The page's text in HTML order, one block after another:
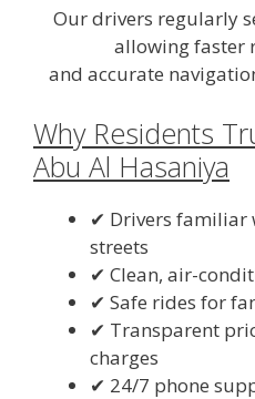
Our drivers regularly
allowing faster
and accurate
Why Residents
Abu Al Hasaniya
✔ Drivers familiar
streets
✔ Clean, air-
✔ Safe rides for
✔ Transparent
charges
✔ 24/7 phone